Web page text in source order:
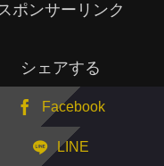
ポンサーリンク
シェアする
Facebook
LINE